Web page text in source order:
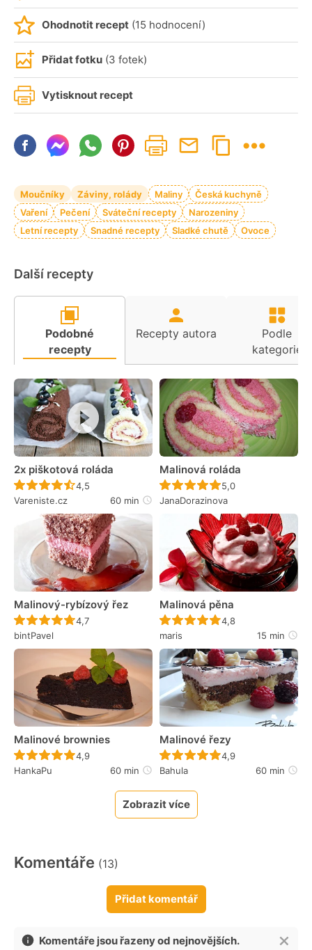
Ohodnotit recept (15 hodnocení)
Přidat fotku (3 fotek)
Vytisknout recept
Moučníky Záviny, rolády Maliny
Česká kuchyně
Vaření
Pečení Sváteční recepty
Narozeniny
Letní recepty
Snadné recepty Sladké chutě Ovoce
Další recepty
Podobné
recepty
Recepty autora
Podle
kategorie
2x piškotová roláda
Recept ještě nebyl hodnocen
4,5
Vareniste.cz
60 min
Malinová roláda
Recept ještě nebyl
5,0
JanaDorazinova
Malinový-rybízový řez
Recept ještě nebyl hodnocen
4,7
bintPavel
Malinová pěna
Recept ještě nebyl
4,8
maris
15 min
Malinové brownies
Recept ještě nebyl hodnocen
4,9
HankaPu
60 min
Malinové řezy
Recept ještě nebyl
4,9
Bahula
60 min
Zobrazit více
Komentáře (13)
Přidat komentář
Komentáře jsou řazeny od nejnovějších.